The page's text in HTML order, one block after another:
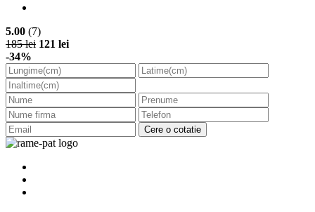
5.00 (7)
185 lei 121 lei
-34%
Cere o cotatie